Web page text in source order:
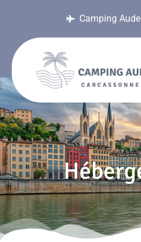
Camping